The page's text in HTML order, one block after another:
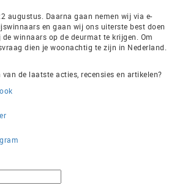
augustus. Daarna gaan nemen wij via e-
en gaan wij ons uiterste best doen
winnaars op de deurmat te krijgen. Om
dien je woonachtig te zijn in Nederland.
de laatste acties, recensies en artikelen?